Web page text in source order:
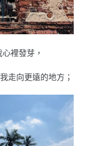
裡發芽，
走向更遠的地方；